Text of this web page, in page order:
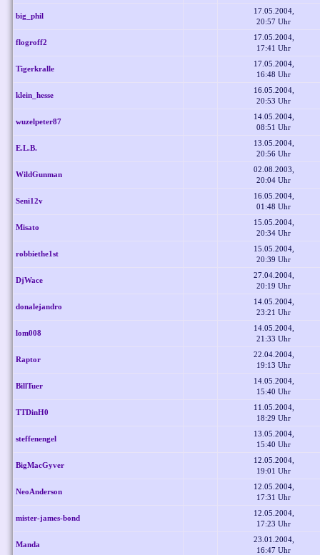
big_phil
17.05.2004,
20:57 Uhr
flogroff2
17.05.2004,
17:41 Uhr
Tigerkralle
17.05.2004,
16:48 Uhr
klein_hesse
16.05.2004,
20:53 Uhr
wuzelpeter87
14.05.2004,
08:51 Uhr
E.L.B.
13.05.2004,
20:56 Uhr
WildGunman
02.08.2003,
20:04 Uhr
Seni12v
16.05.2004,
01:48 Uhr
Misato
15.05.2004,
20:34 Uhr
robbiethe1st
15.05.2004,
20:39 Uhr
DjWace
27.04.2004,
20:19 Uhr
donalejandro
14.05.2004,
23:21 Uhr
lom008
14.05.2004,
21:33 Uhr
Raptor
22.04.2004,
19:13 Uhr
BillTuer
14.05.2004,
15:40 Uhr
TTDinH0
11.05.2004,
18:29 Uhr
steffenengel
13.05.2004,
15:40 Uhr
BigMacGyver
12.05.2004,
19:01 Uhr
NeoAnderson
12.05.2004,
17:31 Uhr
mister-james-bond
12.05.2004,
17:23 Uhr
Manda
23.01.2004,
16:47 Uhr